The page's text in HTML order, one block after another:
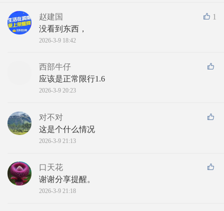
1
赵建国
没看到东西，
2026-3-9 18:42
西部牛仔
应该是正常限行1.6
2026-3-9 20:23
对不对
这是个什么情况
2026-3-9 21:13
口天花
谢谢分享提醒。
2026-3-9 21:18